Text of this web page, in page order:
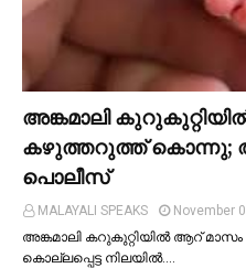
അങ്കമാലി
കഴുത്തറുത്ത് കൊന്നു;
പൊലീസ്
MALAYALI SPEAKS
November
അങ്കമാലി കറുകുറ്റിയില്‍ ആറ്
കൊല്ലപ്പെട്ട നിലയില്‍.…